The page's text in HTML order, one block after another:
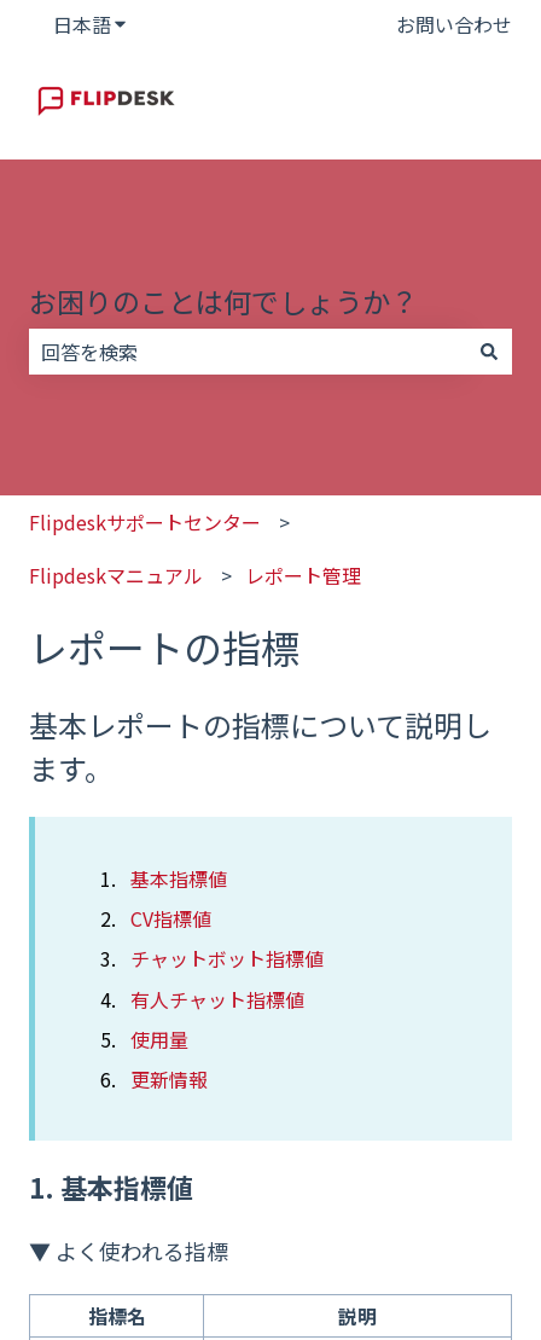
日本語翻訳のサブメニューを表示 お問い合わせ
お困りのことは何でしょうか？
Flipdeskサポートセンター
Flipdeskマニュアル
レポート管理
レポートの指標
基本レポートの指標について説明し
ます。
基本指標値
CV指標値
チャットボット指標値
有人チャット指標値
使用量
更新情報
1. 基本指標値
▼ よく使われる指標
指標名
説明